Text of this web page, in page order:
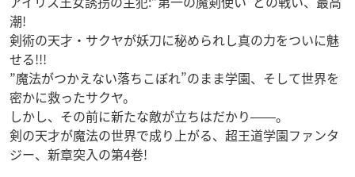
潮!
剣術の天才・サクヤが妖刀に秘められし真の力をついに魅
せる!!!
”魔法がつかえない落ちこぼれ”のまま学園、そして世界を
密かに救ったサクヤ。
しかし、その前に新たな敵が立ちはだかり――。
剣の天才が魔法の世界で成り上がる、超王道学園ファンタ
ジー、新章突入の第4巻!